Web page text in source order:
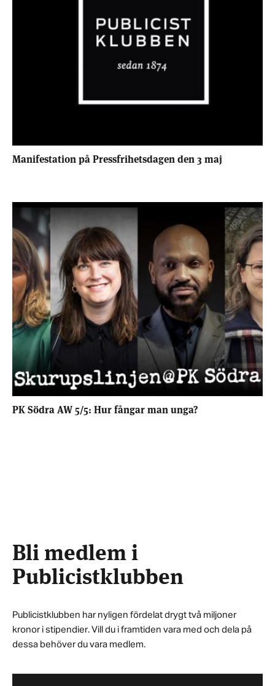
Manifestation på Pressfrihetsdagen den 3 maj
PK Södra AW 5/5: Hur fångar man unga?
Bli medlem i
Publicistklubben
Publicistklubben har nyligen fördelat drygt två miljoner
kronor i stipendier. Vill du i framtiden vara med och dela på
dessa behöver du vara medlem.